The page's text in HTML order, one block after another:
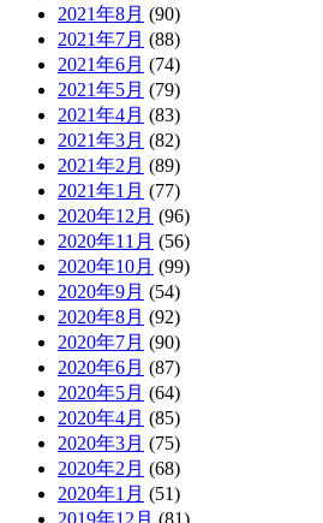
2021年8月 (90)
2021年7月 (88)
2021年6月 (74)
2021年5月 (79)
2021年4月 (83)
2021年3月 (82)
2021年2月 (89)
2021年1月 (77)
2020年12月 (96)
2020年11月 (56)
2020年10月 (99)
2020年9月 (54)
2020年8月 (92)
2020年7月 (90)
2020年6月 (87)
2020年5月 (64)
2020年4月 (85)
2020年3月 (75)
2020年2月 (68)
2020年1月 (51)
2019年12月 (81)